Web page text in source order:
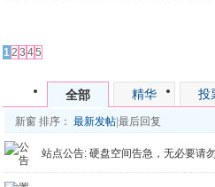
12 3 45
全部 精华 投
新窗 排序： 最新发帖|最后回复
站点公告: 硬盘空间告急，无必要请